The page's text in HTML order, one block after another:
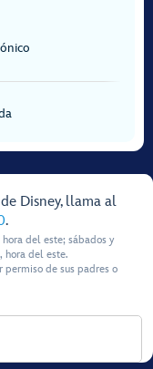
Disney, llama al
.
del este; sábados y
del este.
permiso de sus padres o